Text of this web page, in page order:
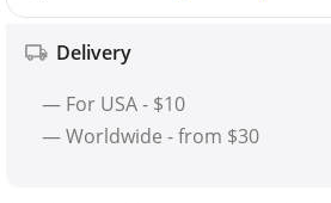
Delivery
— For USA - $10
— Worldwide - from $30